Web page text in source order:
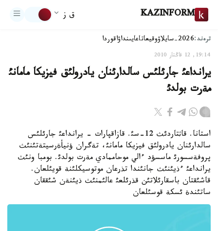
KAZINFORM ق ز
ترەند:2026-سايلاۋ وقيعاتاعايىنداۋاقوردا
19:14, 12 قاڭتار 2010
يرانداعئ جارئلئس سالدارئنان يادرولئق فيزيكا مامانئ
مةرت بولدئ
استانا. قاثتاردئث 12-سئ. قازاقپارات - يرانداعئ جارئلئس
سالدارئنان يادرولئق فيزيكا مامانئ، تةگران ؤنيأةرسيتةتئنئث
پروفةسسورئ ماسسؤد ءالي موحاممادي مةرت بولدئ. بومبا ونئث
يرانداعئ ءذيئنئث جانئندا تذرعان موتوسيكلئنة قويئلعان.
قاشئقتان باسقارئلاتئن قذرئلعئ عالئمنئث ذيئنةن شئققان
ساتئندة ئسكة قوسئلعان